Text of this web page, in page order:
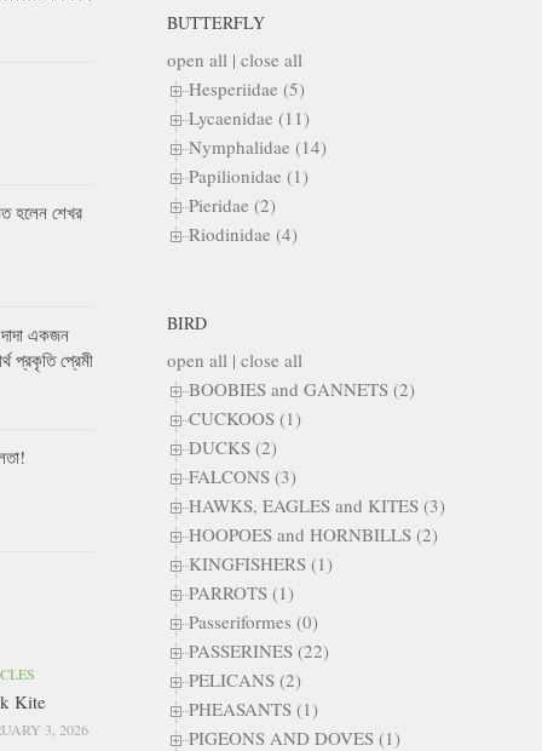
BUTTERFLY
open all | close all
Hesperiidae (5)
Lycaenidae (11)
Nymphalidae (14)
Papilionidae (1)
Pieridae (2)
Riodinidae (4)
BIRD
open all | close all
BOOBIES and GANNETS (2)
CUCKOOS (1)
DUCKS (2)
FALCONS (3)
HAWKS, EAGLES and KITES (3)
HOOPOES and HORNBILLS (2)
KINGFISHERS (1)
PARROTS (1)
Passeriformes (0)
PASSERINES (22)
PELICANS (2)
PHEASANTS (1)
PIGEONS AND DOVES (1)
হলেন শেখর
একজন
প্রকৃতি প্রেমী
Kite
3, 2026